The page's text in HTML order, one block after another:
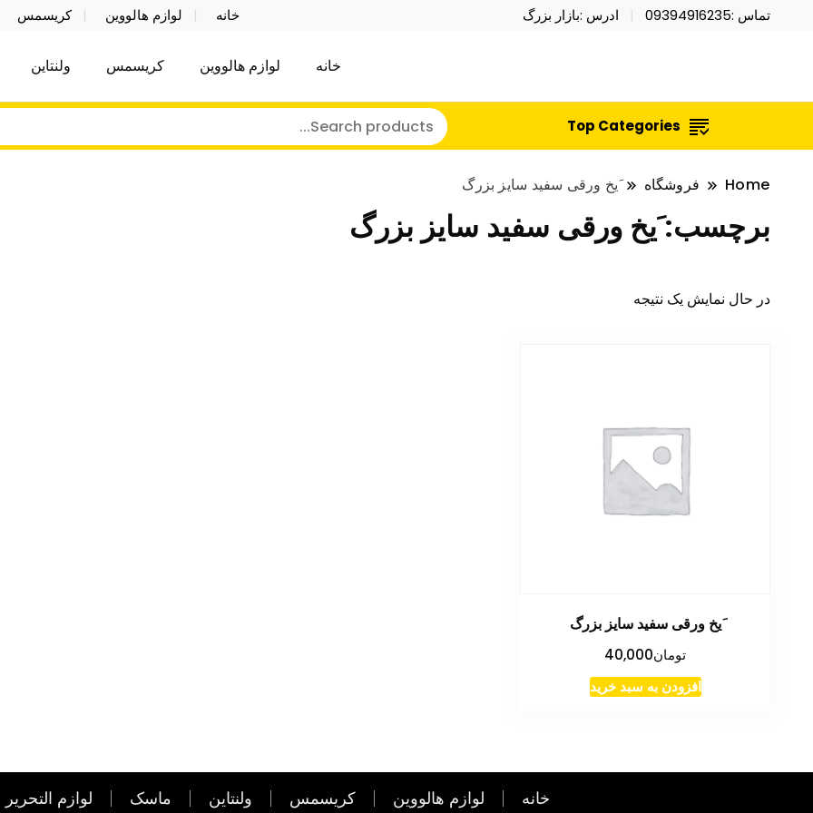
تماس :09394916235 ادرس :بازار بزرگ خانه لوازم هالووین کریسمس
نایکر توی فروش عمده لوازم هالووین ولن تاین کادویی کریسمس اکسسوری
خرید محصولات خاص فیجت اسباب بازی تراول ماگ نایکر توی فروش عمده لوازم هالووین ولن تاین کادویی
خانه لوازم هالووین کریسمس ولنتاین
Top Categories
Home فروشگاه َیخ ورقی سفید سایز بزرگ
برچسب:َیخ ورقی سفید سایز بزرگ
در حال نمایش یک نتیجه
َیخ ورقی سفید سایز بزرگ
تومان40,000
افزودن به سبد خرید
خانه لوازم هالووین کریسمس ولنتاین ماسک لوازم التحریر